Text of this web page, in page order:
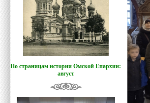
По страницам истории Омской Епархии:
август